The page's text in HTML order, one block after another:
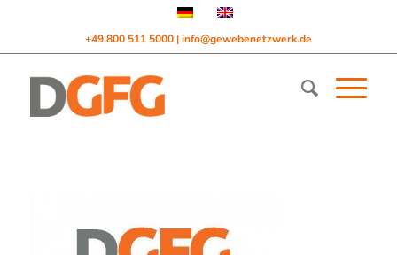
+49 800 511 5000 | info@gewebenetzwerk.de